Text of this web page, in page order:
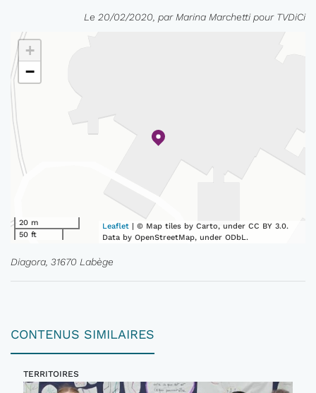
Le 20/02/2020, par Marina Marchetti pour TVDiCi
+
−
20 m
50 ft
Leaflet | © Map tiles by Carto, under CC BY 3.0.
Data by OpenStreetMap, under ODbL.
Diagora, 31670 Labège
CONTENUS SIMILAIRES
TERRITOIRES